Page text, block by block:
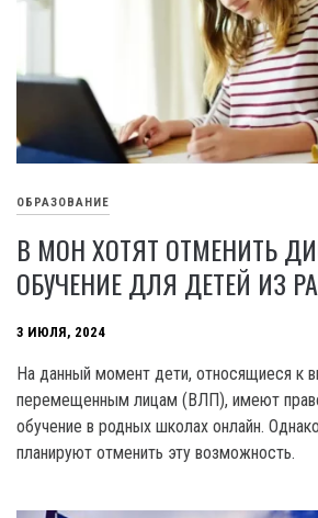
ОБРАЗОВАНИЕ
В МОН ХОТЯТ ОТМЕНИТЬ
ОБУЧЕНИЕ ДЛЯ ДЕТЕЙ ИЗ
3 ИЮЛЯ, 2024
На данный момент дети, относящиеся к
перемещенным лицам (ВЛП), имеют
обучение в родных школах онлайн.
планируют отменить эту возможность.